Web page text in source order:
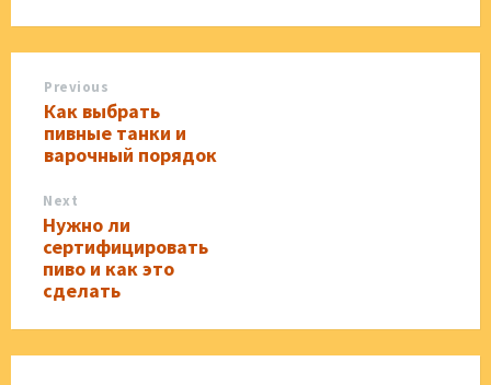
Previous
Как выбрать
пивные танки и
варочный порядок
Next
Нужно ли
сертифицировать
пиво и как это
сделать